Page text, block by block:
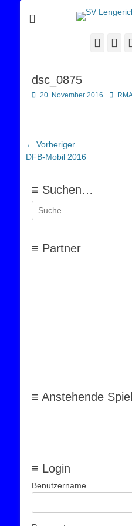
Sportverein Lengerich
dsc_0875
Posted
20. November 2016 Autor
Beitragsnavigation
← Vorheriger
Vorheriger
DFB-Mobil 2016
≡ Suchen…
Suchen
nach:
≡ Partner
≡ Anstehende
≡ Login
Benutzername